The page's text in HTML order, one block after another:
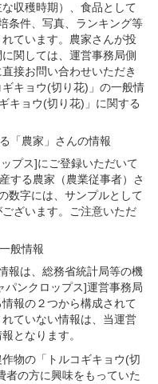
収穫時期）、食品として
条件、写真、ランキング等
ています。農家さんが投
関しては、運営事務局側
接お問い合わせいただき
キョウ(切り花)」の一般情
キョウ(切り花)」に関する
「農家」さんの情報
プス]にご登録いただいて
する農家（農業従事者）さ
数字には、サンプルとして
ざいます。ご注意いただ
一般情報
報は、総務省統計局等の機
パンクロップス]運営事務局
報の２つから構成されて
ていない情報は、当運営
となります。
物の「トルコギキョウ(切
者の方に興味をもっていた